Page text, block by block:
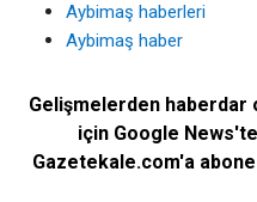
Aybimaş haberleri
Aybimaş haber
Gelişmelerden haberdar
için Google News'te
Gazetekale.com'a